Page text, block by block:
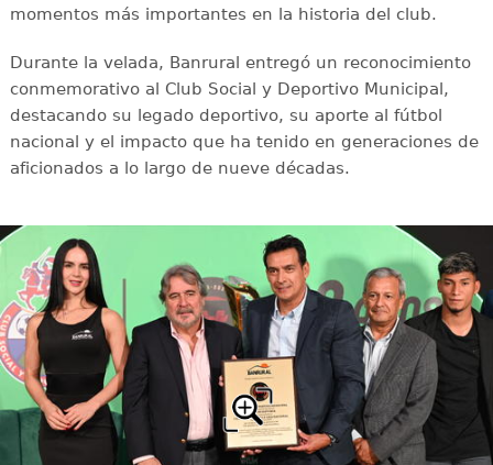
momentos más importantes en la historia del club.
Durante la velada, Banrural entregó un reconocimiento
conmemorativo al Club Social y Deportivo Municipal,
destacando su legado deportivo, su aporte al fútbol
nacional y el impacto que ha tenido en generaciones de
aficionados a lo largo de nueve décadas.